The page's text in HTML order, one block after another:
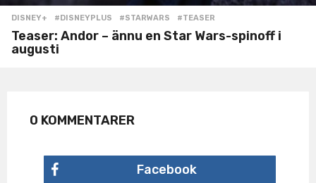
DISNEY+ #DISNEYPLUS ,#STARWARS ,#TEASER
Teaser: Andor – ännu en Star Wars-spinoff i
augusti
0 KOMMENTARER
Facebook